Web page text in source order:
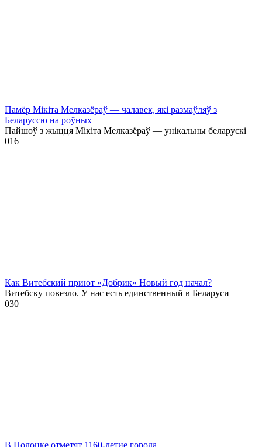
Памёр Мікіта Мелказёраў — чалавек, які размаўляў з
Беларуссю на роўных
Пайшоў з жыцця Мікіта Мелказёраў — унікальны беларускі
016
Как Витебский приют «Добрик» Новый год начал?
Витебску повезло. У нас есть единственный в Беларуси
030
В Полоцке отметят 1160-летие города